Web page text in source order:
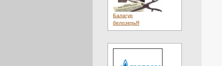
Образование(8)
Обувь(3)
Общение
Общество
Одежда(19)
Одеяла(1)
Онлайн
Балагур
белозерьЯ